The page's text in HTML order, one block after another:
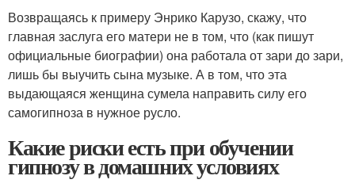
Возвращаясь к примеру Энрико Карузо, скажу, что
главная заслуга его матери не в том, что (как пишут
официальные биографии) она работала от зари до зари,
лишь бы выучить сына музыке. А в том, что эта
выдающаяся женщина сумела направить силу его
самогипноза в нужное русло.
Какие риски есть при обучении
гипнозу в домашних условиях